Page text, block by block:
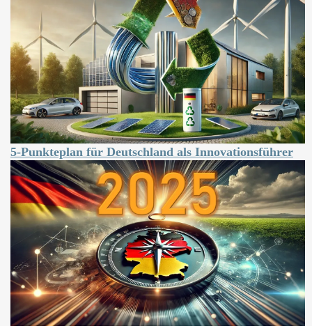
5-Punkteplan für Deutschland als Innovationsführer